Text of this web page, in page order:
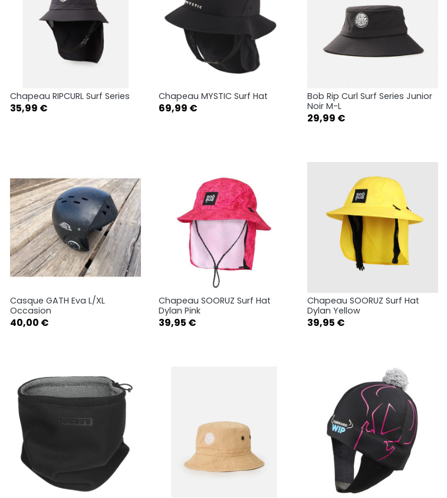
 Aperçu rapide
Chapeau RIPCURL Surf Series
Prix
35,99 €
 Aperçu rapide
Chapeau MYSTIC Surf Hat
Prix
69,99 €
Aperçu rapide
Bob Rip Curl Surf Series Junior
Noir M-L
Prix
29,99 €
Aperçu rapide
Casque GATH Eva L/XL
Occasion
Prix
40,00 €
 Aperçu rapide
Chapeau SOORUZ Surf Hat
Dylan Pink
Prix
39,95 €
 Aperçu rapide
Chapeau SOORUZ Surf Hat
Dylan Yellow
Prix
39,95 €